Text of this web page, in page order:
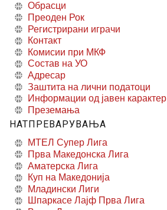
Обрасци
Преоден Рок
Регистрирани играчи
Контакт
Комисии при МКФ
Состав на УО
Адресар
Заштита на лични податоци
Информации од јавен карактер
Преземања
НАТПРЕВАРУВАЊА
МТЕЛ Супер Лига
Прва Македонска Лига
Аматерска Лига
Куп на Македонија
Младински Лиги
Шпаркасе Лајф Прва Лига